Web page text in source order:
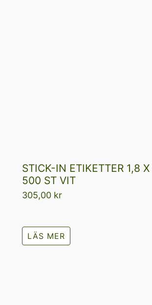
STICK-IN ETIKETTER 1,8
500 ST VIT
305,00 kr
LÄS MER